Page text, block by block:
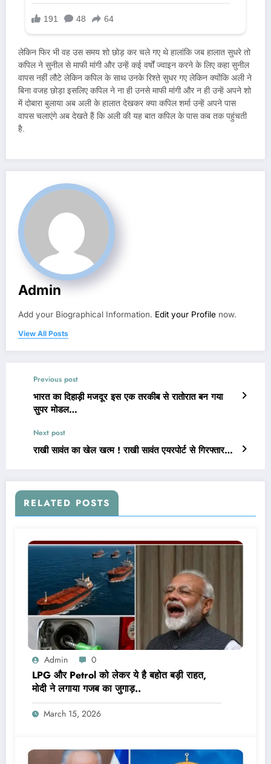
लेकिन फिर भी वह उस समय शो छोड़ कर चले गए थे हालांकि जब हालात सुधरे तो
कपिल ने सुनील से माफी मांगी और उन्हें कई वर्षों ज्वाइन करने के लिए कहा सुनील
वापस नहीं लौटे लेकिन कपिल के साथ उनके रिश्ते सुधर गए लेकिन क्योंकि अली ने
बिना वजह छोड़ा इसलिए कपिल ने ना ही उनसे माफी मांगी और न ही उन्हें अपने शो
में दोबारा बुलाया अब अली के हालात देखकर क्या कपिल शर्मा उन्हें अपने पास
वापस चलाएंगे अब देखते हैं कि अली की यह बात कपिल के पास कब तक पहुंचती
है.
Admin
Add your Biographical Information. Edit your Profile now.
View All Posts
Previous post
भारत का दिहाड़ी मजदूर इस एक तरकीब से रातोरात बन गया
सुपर मोडल…
Next post
राखी सावंत का खेल खत्म ! राखी सावंत एयरपोर्ट से गिरफ्तार…
RELATED POSTS
Admin 0
LPG और Petrol को लेकर ये है बहोत बड़ी राहत,
मोदी ने लगाया गजब का जुगाड़..
March 15, 2026